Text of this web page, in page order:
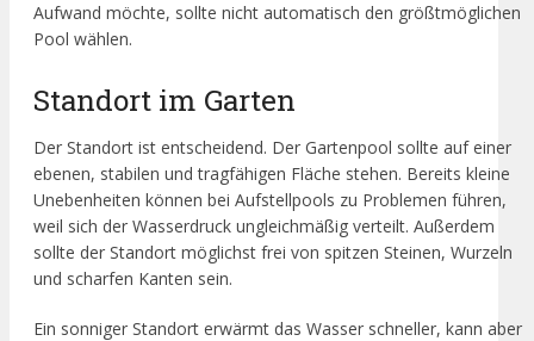
Aufwand möchte, sollte nicht automatisch den größtmöglichen
Pool wählen.
Standort im Garten
Der Standort ist entscheidend. Der Gartenpool sollte auf einer
ebenen, stabilen und tragfähigen Fläche stehen. Bereits kleine
Unebenheiten können bei Aufstellpools zu Problemen führen,
weil sich der Wasserdruck ungleichmäßig verteilt. Außerdem
sollte der Standort möglichst frei von spitzen Steinen, Wurzeln
und scharfen Kanten sein.
Ein sonniger Standort erwärmt das Wasser schneller, kann aber